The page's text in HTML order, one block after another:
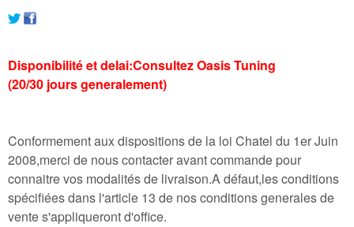
Disponibilité et delai:Consultez Oasis Tuning
(20/30 jours generalement)
Conformement aux dispositions de la loi Chatel du 1er Juin
2008,merci de nous contacter avant commande pour
connaitre vos modalités de livraison.A défaut,les conditions
spécifiées dans l'article 13 de nos conditions generales de
vente s'appliqueront d'office.